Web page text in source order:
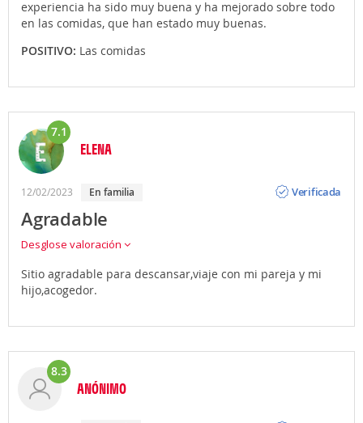
experiencia ha sido muy buena y ha mejorado sobre todo
en las comidas, que han estado muy buenas.
POSITIVO: Las comidas
7.1
ELENA
12/02/2023 en familia
Verificada
Agradable
Desglose valoración
Sitio agradable para descansar,viaje con mi pareja y mi
hijo,acogedor.
8.3
ANÓNIMO